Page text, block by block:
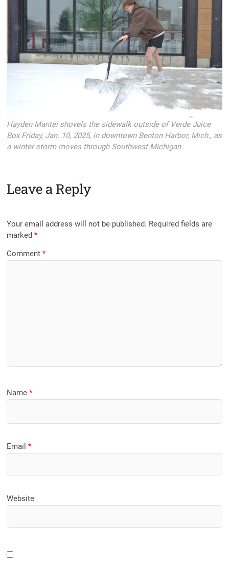
Hayden Mantei shovels the sidewalk outside of Verde Juice
Box Friday, Jan. 10, 2025, in downtown Benton Harbor, Mich., as
a winter storm moves through Southwest Michigan.
Leave a Reply
Your email address will not be published. Required fields are
marked*
Comment*
Name*
Email*
Website